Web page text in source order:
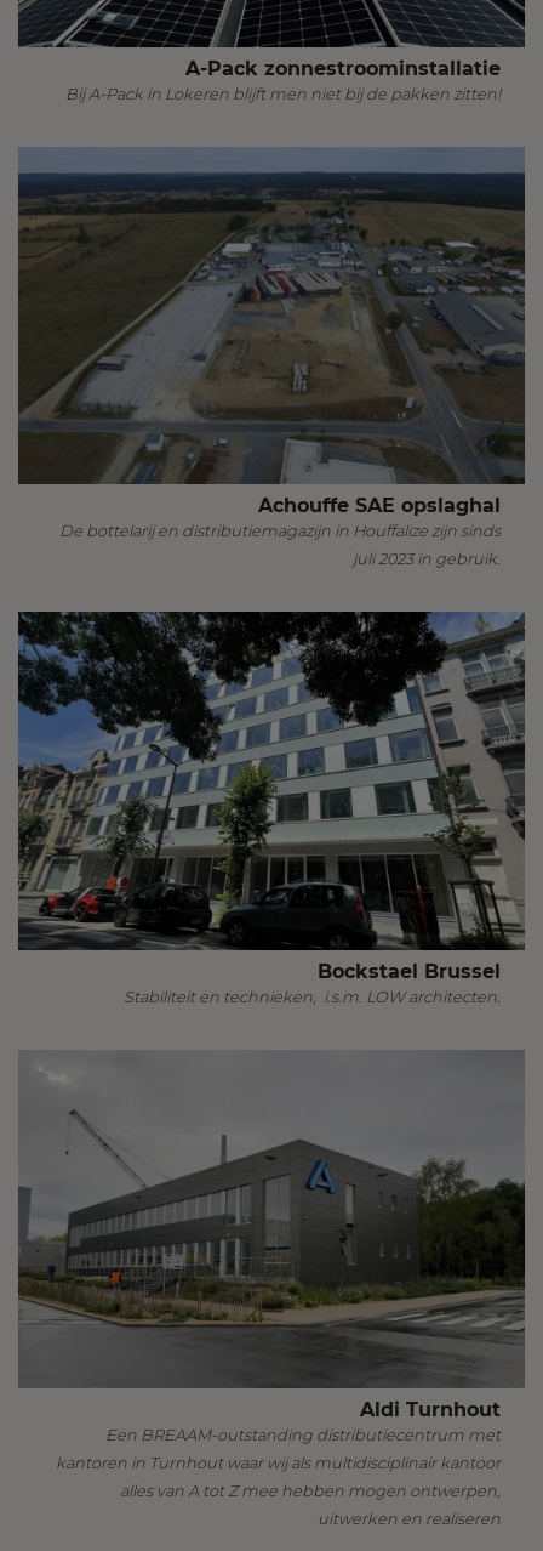
A-Pack zonnestroominstallatie
Bij A-Pack in Lokeren blijft men niet bij de pakken zitten!
Achouffe SAE opslaghal
De bottelarij en distributiemagazijn in Houffalize zijn sinds
juli 2023 in gebruik.
Bockstael Brussel
Stabiliteit en technieken, i.s.m. LOW architecten.
Aldi Turnhout
Een BREAAM-outstanding distributiecentrum met
kantoren in Turnhout waar wij als multidisciplinair kantoor
alles van A tot Z mee hebben mogen ontwerpen,
uitwerken en realiseren